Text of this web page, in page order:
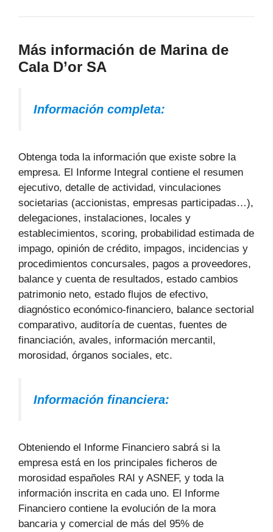
Más información de Marina de
Cala D’or SA
Información completa:
Obtenga toda la información que existe sobre la
empresa. El Informe Integral contiene el resumen
ejecutivo, detalle de actividad, vinculaciones
societarias (accionistas, empresas participadas…),
delegaciones, instalaciones, locales y
establecimientos, scoring, probabilidad estimada de
impago, opinión de crédito, impagos, incidencias y
procedimientos concursales, pagos a proveedores,
balance y cuenta de resultados, estado cambios
patrimonio neto, estado flujos de efectivo,
diagnóstico económico-financiero, balance sectorial
comparativo, auditoría de cuentas, fuentes de
financiación, avales, información mercantil,
morosidad, órganos sociales, etc.
Información financiera:
Obteniendo el Informe Financiero sabrá si la
empresa está en los principales ficheros de
morosidad españoles RAI y ASNEF, y toda la
información inscrita en cada uno. El Informe
Financiero contiene la evolución de la mora
bancaria y comercial de más del 95% de